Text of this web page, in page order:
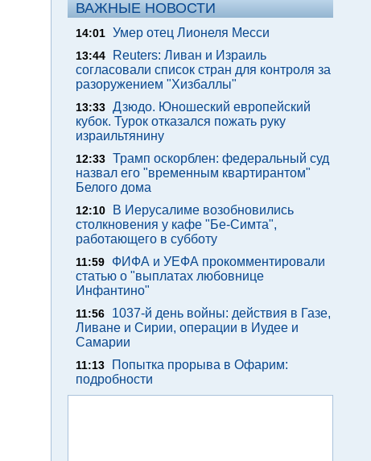
ВАЖНЫЕ НОВОСТИ
14:01 Умер отец Лионеля Месси
13:44
Reuters: Ливан и Израиль
согласовали список стран для контроля за
разоружением "Хизбаллы"
13:33 Дзюдо. Юношеский европейский
кубок. Турок отказался пожать руку
израильтянину
12:33 Трамп оскорблен: федеральный суд
назвал его "временным квартирантом"
Белого дома
12:10
В Иерусалиме возобновились
столкновения у кафе "Бе-Симта",
работающего в субботу
11:59
ФИФА и УЕФА прокомментировали
статью о "выплатах любовнице
Инфантино"
11:56
1037-й день войны: действия в Газе,
Ливане и Сирии, операции в Иудее и
Самарии
11:13
Попытка прорыва в Офарим:
подробности